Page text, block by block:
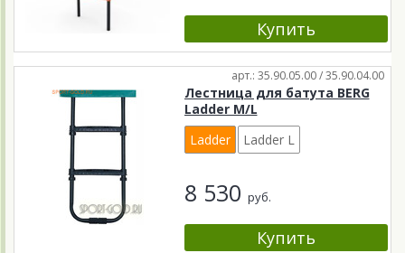
арт.: 35.90.05.00 / 35.90.04.00
Лестница для батута BERG
Ladder M/L
Ladder
Ladder L
8 530 руб.